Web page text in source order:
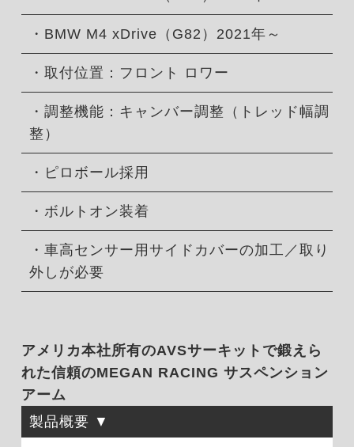
・BMW M4 xDrive（G82）2021年～
・取付位置：フロント ロワー
・調整機能：キャンバー調整（トレッド幅調
整）
・ピロボール採用
・ボルトオン装着
・車高センサー用サイドカバーの加工／取り
外しが必要
アメリカ本社所有のAVSサーキットで鍛えら
れた信頼のMEGAN RACING サスペンション
アーム
製品概要